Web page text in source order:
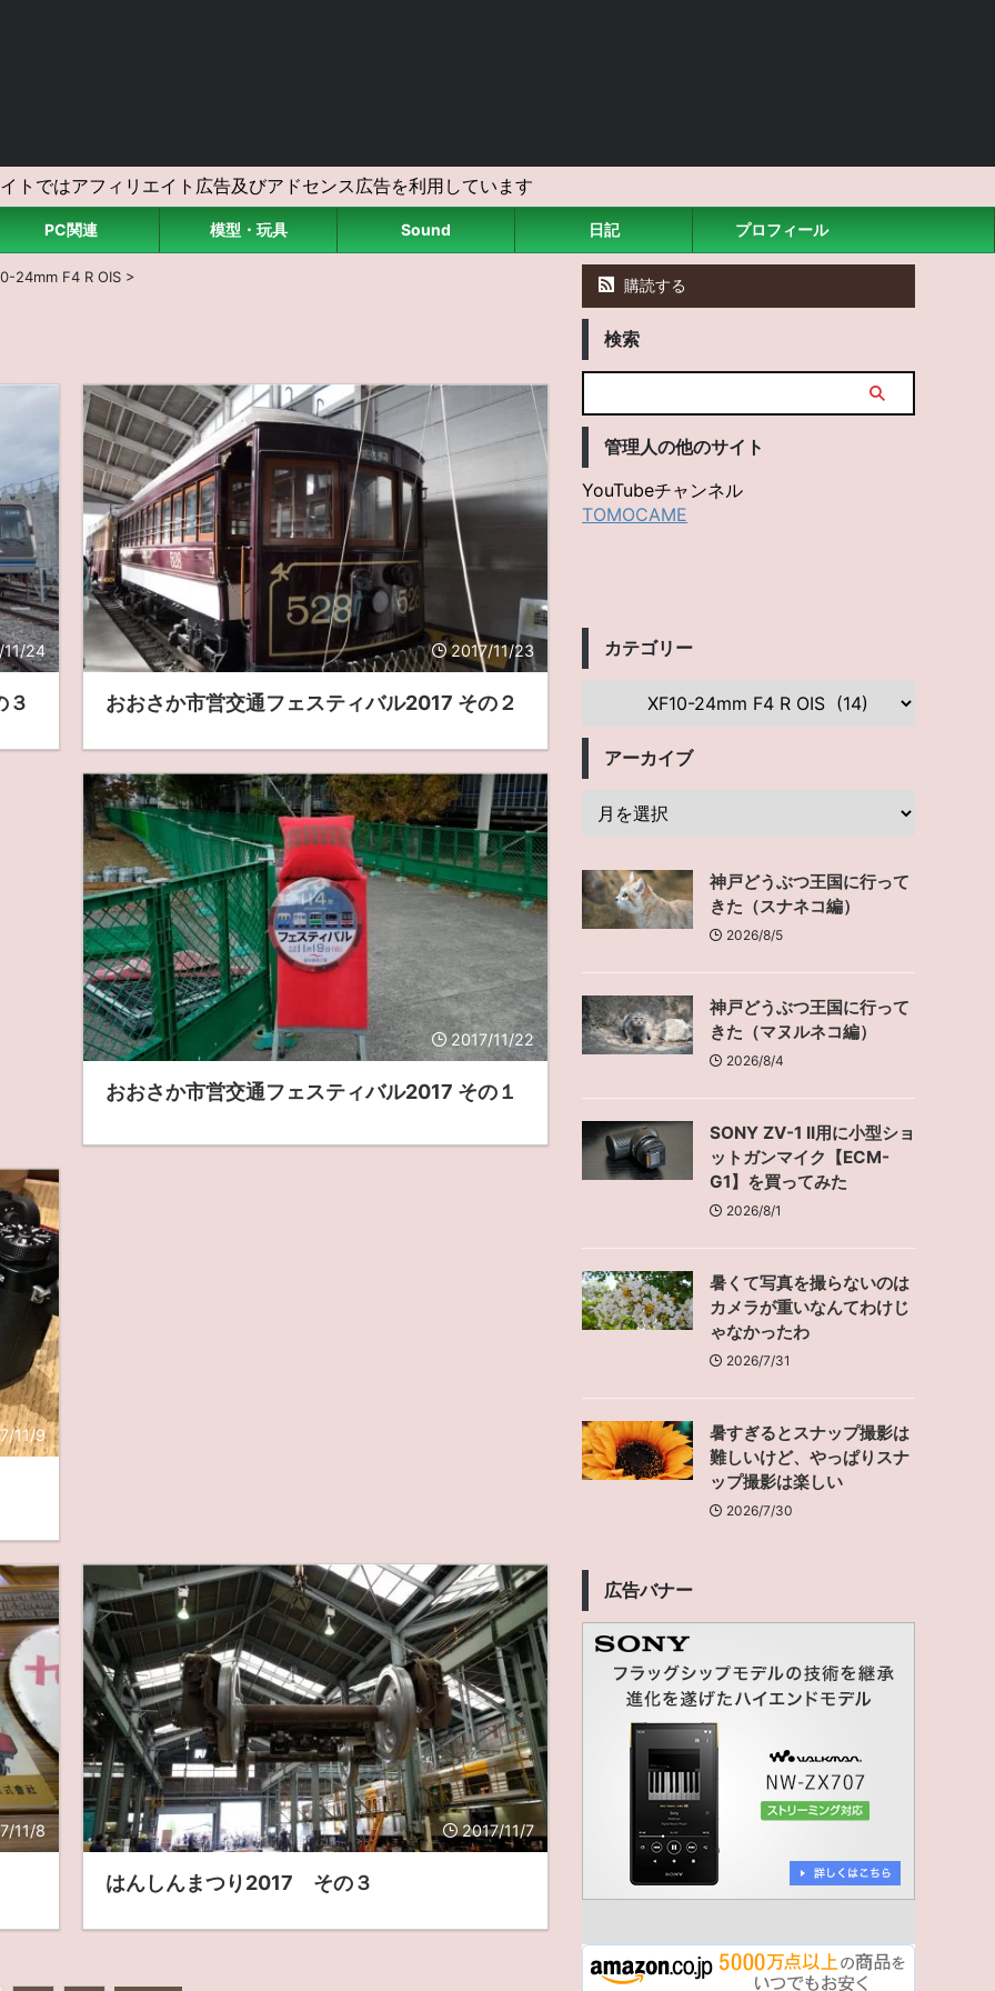
トではアフィリエイト広告及びアドセンス広告を利用しています
PC関連 模型・玩具 Sound 日記 プロフィール
24mm F4 R OIS >
11/24
３
2017/11/23
おおさか市営交通フェスティバル2017 その２
2017/11/22
おおさか市営交通フェスティバル2017 その１
11/9
11/8 2017/11/7
はんしんまつり2017 その３
購読する
検索
管理人の他のサイト
YouTubeチャンネル
TOMOCAME
カテゴリー
アーカイブ
神戸どうぶつ王国に行って
きた（スナネコ編）
2026/8/5
神戸どうぶつ王国に行って
きた（マヌルネコ編）
2026/8/4
SONY ZV-1 II用に小型ショ
ットガンマイク【ECM-
G1】を買ってみた
2026/8/1
暑くて写真を撮らないのは
カメラが重いなんてわけじ
ゃなかったわ
2026/7/31
暑すぎるとスナップ撮影は
難しいけど、やっぱりスナ
ップ撮影は楽しい
2026/7/30
広告バナー